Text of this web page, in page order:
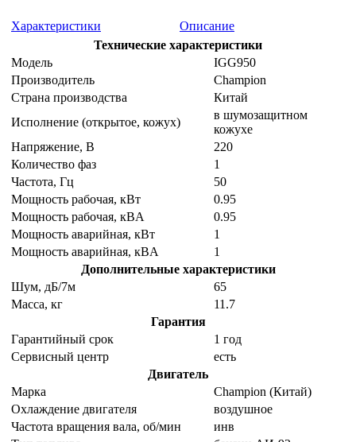
Характеристики
Описание
Технические характеристики
Модель
IGG950
Производитель
Champion
Страна производства
Китай
Исполнение (открытое, кожух)
в шумозащитном
кожухе
Напряжение, B
220
Количество фаз
1
Частота, Гц
50
Мощность рабочая, кВт
0.95
Мощность рабочая, кВA
0.95
Мощность аварийная, кВт
1
Мощность аварийная, кВA
1
Дополнительные характеристики
Шум, дБ/7м
65
Масса, кг
11.7
Гарантия
Гарантийный срок
1 год
Сервисный центр
есть
Двигатель
Марка
Champion (Китай)
Охлаждение двигателя
воздушное
Частота вращения вала, об/мин
инв